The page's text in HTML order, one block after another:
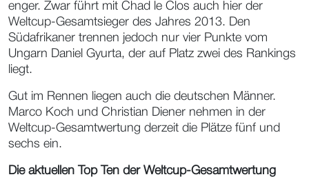
enger. Zwar führt mit Chad le Clos auch hier der
Weltcup-Gesamtsieger des Jahres 2013. Den
Südafrikaner trennen jedoch nur vier Punkte vom
Ungarn Daniel Gyurta, der auf Platz zwei des Rankings
liegt.
Gut im Rennen liegen auch die deutschen Männer.
Marco Koch und Christian Diener nehmen in der
Weltcup-Gesamtwertung derzeit die Plätze fünf und
sechs ein.
Die aktuellen Top Ten der Weltcup-Gesamtwertung